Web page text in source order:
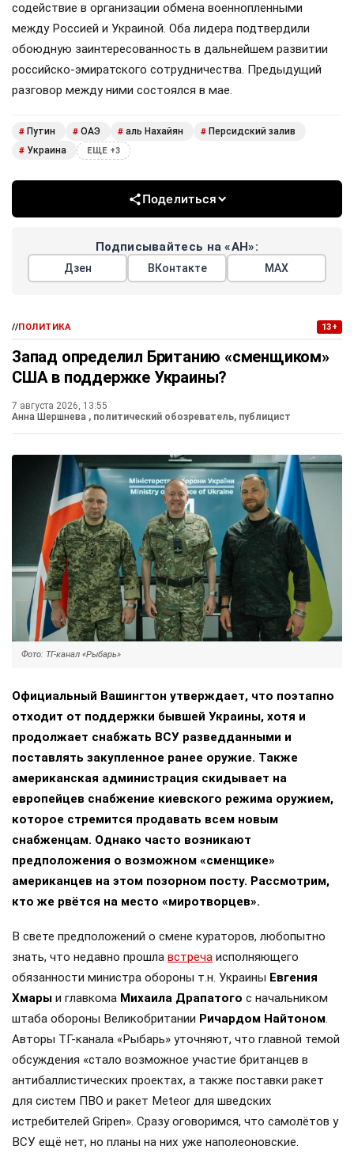
содействие в организации обмена военнопленными
между Россией и Украиной. Оба лидера подтвердили
обоюдную заинтересованность в дальнейшем развитии
российско-эмиратского сотрудничества. Предыдущий
разговор между ними состоялся в мае.
# Путин # ОАЭ # аль Нахайян # Персидский залив
# Украина ЕЩЕ +3
Поделиться
Подписывайтесь на «АН»:
Дзен ВКонтакте МАХ
//ПОЛИТИКА 13+
Запад определил Британию «сменщиком»
США в поддержке Украины?
7 августа 2026, 13:55
Анна Шершнева , политический обозреватель, публицист
Фото: ТГ-канал «Рыбарь»
Официальный Вашингтон утверждает, что поэтапно
отходит от поддержки бывшей Украины, хотя и
продолжает снабжать ВСУ разведданными и
поставлять закупленное ранее оружие. Также
американская администрация скидывает на
европейцев снабжение киевского режима оружием,
которое стремится продавать всем новым
снабженцам. Однако часто возникают
предположения о возможном «сменщике»
американцев на этом позорном посту. Рассмотрим,
кто же рвётся на место «миротворцев».
В свете предположений о смене кураторов, любопытно
знать, что недавно прошла встреча исполняющего
обязанности министра обороны т.н. Украины Евгения
Хмары и главкома Михаила Драпатого с начальником
штаба обороны Великобритании Ричардом Найтоном.
Авторы ТГ-канала «Рыбарь» уточняют, что главной темой
обсуждения «стало возможное участие британцев в
антибаллистических проектах, а также поставки ракет
для систем ПВО и ракет Meteor для шведских
истребителей Gripen». Сразу оговоримся, что самолётов у
ВСУ ещё нет, но планы на них уже наполеоновские.